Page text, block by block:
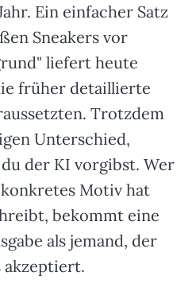
Ein einfacher Satz
Sneakers vor
liefert heute
früher detaillierte
Trotzdem
Unterschied,
der KI vorgibst. Wer
Motiv hat
bekommt eine
als jemand, der
akzeptiert.